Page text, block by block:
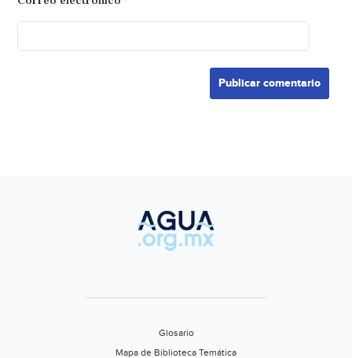
Glosario
Mapa de Biblioteca Temática